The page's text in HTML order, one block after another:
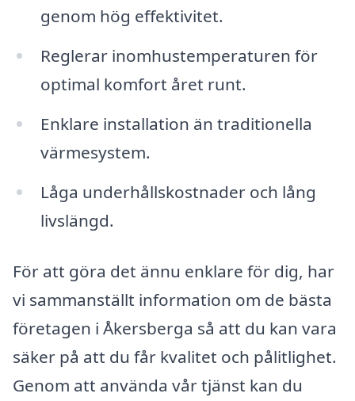
genom hög effektivitet.
Reglerar inomhustemperaturen för
optimal komfort året runt.
Enklare installation än traditionella
värmesystem.
Låga underhållskostnader och lång
livslängd.
För att göra det ännu enklare för dig, har
vi sammanställt information om de bästa
företagen i Åkersberga så att du kan vara
säker på att du får kvalitet och pålitlighet.
Genom att använda vår tjänst kan du